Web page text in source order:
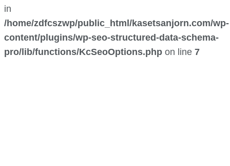
in
/home/zdfcszwp/public_html/kasetsanjorn.com/wp-
content/plugins/wp-seo-structured-data-schema-
pro/lib/functions/KcSeoOptions.php on line 7